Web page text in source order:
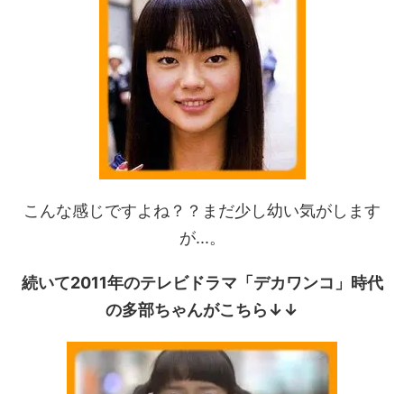
こんな感じですよね？？まだ少し幼い気がします
が...。
続いて2011年のテレビドラマ「デカワンコ」時代
の多部ちゃんがこちら↓↓